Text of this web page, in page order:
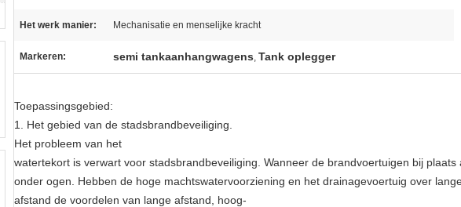
Het werk manier: Mechanisatie en menselijke kracht
Markeren: semi tankaanhangwagens, Tank oplegger
Toepassingsgebied:
1. Het gebied van de stadsbrandbeveiliging.
Het probleem van het
watertekort is verwart voor stadsbrandbeveiliging. Wanneer de brandvoertuigen bij
onder ogen. Hebben de hoge machtswatervoorziening en het drainagevoertuig over
afstand de voordelen van lange afstand, hoog-